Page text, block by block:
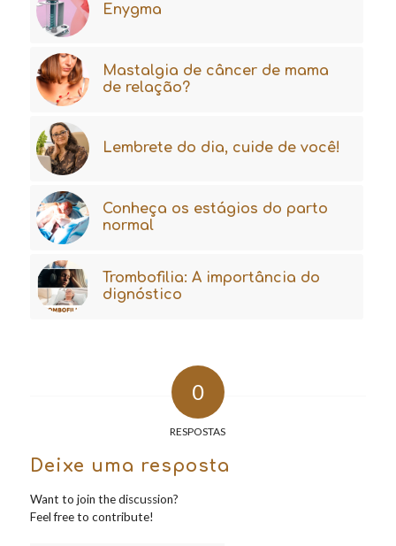
Enygma
Mastalgia de câncer de mama
de relação?
Lembrete do dia, cuide de você!
Conheça os estágios do parto
normal
Trombofilia: A importância do
dignóstico
0
RESPOSTAS
Deixe uma resposta
Want to join the discussion?
Feel free to contribute!